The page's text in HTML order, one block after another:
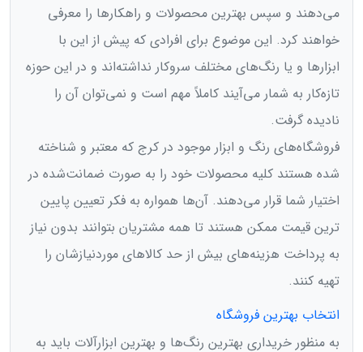
می‌دهند و سپس بهترین محصولات و راهکارها را معرفی
خواهند کرد. این موضوع برای افرادی که پیش از این با
ابزارها و یا رنگ‌های مختلف سروکار نداشته‌اند و در این حوزه
تازه‌کار به شمار می‌آیند کاملاً مهم است و نمی‌توان آن را
نادیده گرفت.
فروشگاه‌های رنگ و ابزار موجود در کرج که معتبر و شناخته
شده هستند کلیه محصولات خود را به صورت ضمانت‌شده در
اختیار شما قرار می‌دهند. آن‌ها همواره به فکر تعیین پایین
‌ترین قیمت ممکن هستند تا همه مشتریان بتوانند بدون نیاز
به پرداخت هزینه‌های بیش از حد کالاهای موردنیازشان را
تهیه کنند.
انتخاب بهترین فروشگاه
به منظور خریداری بهترین رنگ‌ها و بهترین ابزارآلات باید به